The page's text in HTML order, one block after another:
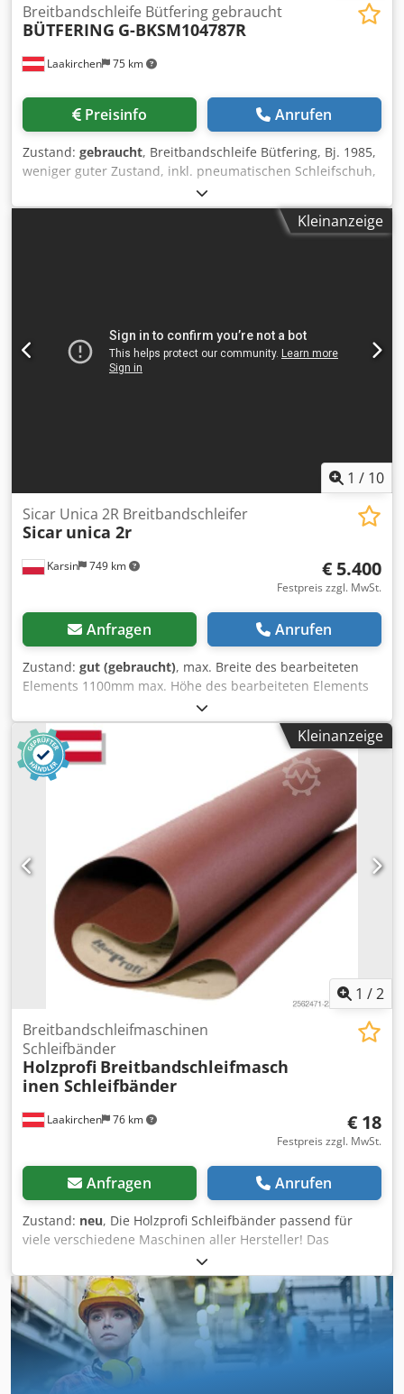
Laakirchen 75 km
Breitbandschleife Bütfering gebraucht
BÜTFERING G-BKSM104787R
Preisinfo Anrufen
Zustand: gebraucht, Breitbandschleife Bütfering, Bj. 1985,
weniger guter Zustand, inkl. pneumatischen Schleifschuh,
elektrischem Tischhub, 1350 mm Tischbreite,
Anschlussleistung 40A, ca. 2.200 kg Dedpfx Afovrvlhsaskr
Preisänderungen vorbehalten, Irrtümer, Druck- undKleinanzeige
1 / 10
Karsin 749 km
Sicar Unica 2R Breitbandschleifer
Sicar unica 2r
€ 5.400
Festpreis zzgl. MwSt.
Anfragen Anrufen
Zustand: gut (gebraucht), max. Breite des bearbeiteten
Elements 1100mm max. Höhe des bearbeiteten Elements
180mm 2 Einheiten: 1) geriffelte Gummiwalze zur
Kalibrierung 2) geriffelte Gummiwalze zur Kalibrierung
pneumatische Bandoszillation Dedpfxewm S S Es Afaekr
elektrisches Anheben der Tischplatte 2 Arten von
Vorschubgeschwindigkeiten Hauptmotor 15kW
Arbeitsdruck 6-8bar Papier blasen
Kleinanzeige
1 /2
Laakirchen 76 km
Breitbandschleifmaschinen
Schleifbänder
Holzprofi Breitbandschleifmasch
inen Schleifbänder
€ 18
Festpreis zzgl. MwSt.
Anfragen Anrufen
Zustand: neu, Die Holzprofi Schleifbänder passend für
viele verschiedene Maschinen aller Hersteller! Das
Holzprofi Diamant Flex Breitbandschleifband ist die ideale
Lösung für hochwertige Schleifarbeiten. Speziell entwickelt
für den Einsatz in Breitbandmaschinen, bietet dieses
Schleifband optimale Leistung und Langlebigkeit. Mit
seiner kunstharzgebundenen, halboffenen Streuung und
der antistatischen Beschichtung sorgt es für eine effiziente
Schleifarbeit und minimierte Staubbildung. Das extra